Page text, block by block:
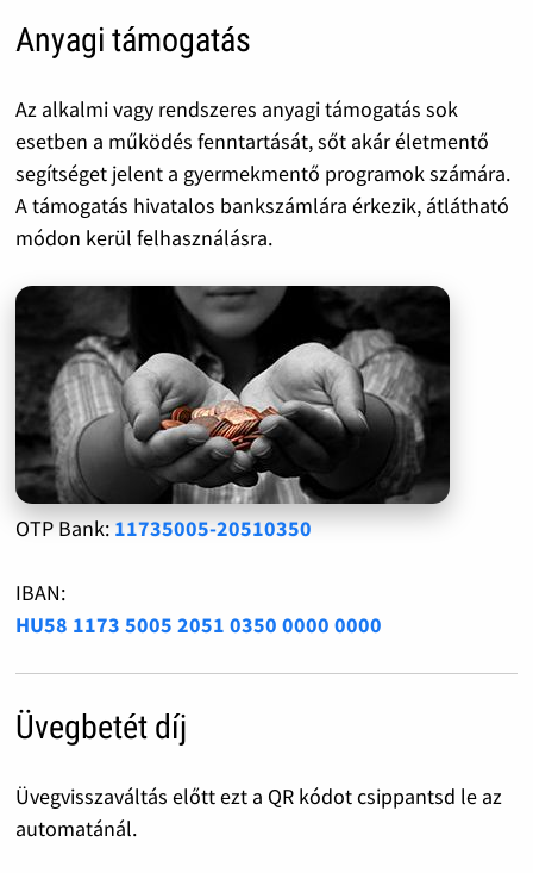
Anyagi támogatás
Az alkalmi vagy rendszeres anyagi támogatás sok
esetben a működés fenntartását, sőt akár életmentő
segítséget jelent a gyermekmentő programok számára.
A támogatás hivatalos bankszámlára érkezik, átlátható
módon kerül felhasználásra.
OTP Bank: 11735005-20510350
IBAN:
HU58 1173 5005 2051 0350 0000 0000
Üvegbetét díj
Üvegvisszaváltás előtt ezt a QR kódot csippantsd le az
automatánál.